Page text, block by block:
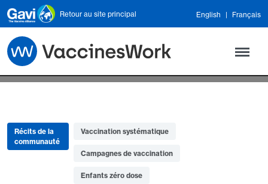
Skip to main content
Retour au site principal English Français
Récits de la
communauté
Vaccination systématique
Campagnes de vaccination
Enfants zéro dose